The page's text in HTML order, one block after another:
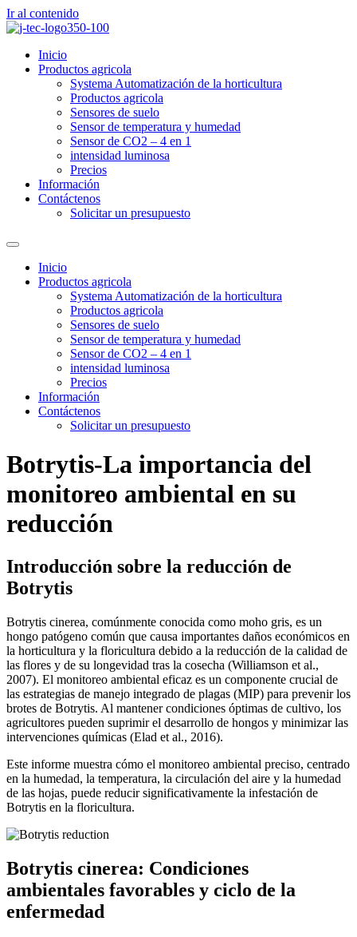
Ir al contenido
Inicio
Productos agricola
Systema Automatización de la horticultura
Productos agricola
Sensores de suelo
Sensor de temperatura y humedad
Sensor de CO2 – 4 en 1
intensidad luminosa
Precios
Información
Contáctenos
Solicitar un presupuesto
Inicio
Productos agricola
Systema Automatización de la horticultura
Productos agricola
Sensores de suelo
Sensor de temperatura y humedad
Sensor de CO2 – 4 en 1
intensidad luminosa
Precios
Información
Contáctenos
Solicitar un presupuesto
Botrytis-La importancia del
monitoreo ambiental en su
reducción
Introducción sobre la reducción de
Botrytis
Botrytis cinerea, comúnmente conocida como moho gris, es un
hongo patógeno común que causa importantes daños económicos en
la horticultura y la floricultura debido a la reducción de la calidad de
las flores y de su longevidad tras la cosecha (Williamson et al.,
2007). El monitoreo ambiental eficaz es un componente crucial de
las estrategias de manejo integrado de plagas (MIP) para prevenir los
brotes de Botrytis. Al mantener condiciones óptimas de cultivo, los
agricultores pueden suprimir el desarrollo de hongos y minimizar las
intervenciones químicas (Elad et al., 2016).
Este informe muestra cómo el monitoreo ambiental preciso, centrado
en la humedad, la temperatura, la circulación del aire y la humedad
de las hojas, puede reducir significativamente la infestación de
Botrytis en la floricultura.
Botrytis cinerea: Condiciones
ambientales favorables y ciclo de la
enfermedad